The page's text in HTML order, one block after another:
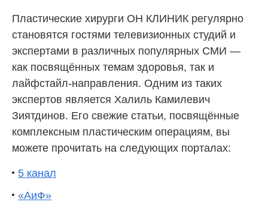
Пластические хирурги ОН КЛИНИК регулярно
становятся гостями телевизионных студий и
экспертами в различных популярных СМИ —
как посвящённых темам здоровья, так и
лайфстайл-направления. Одним из таких
экспертов является Халиль Камилевич
Зиятдинов. Его свежие статьи, посвящённые
комплексным пластическим операциям, вы
можете прочитать на следующих порталах:
5 канал
«АиФ»